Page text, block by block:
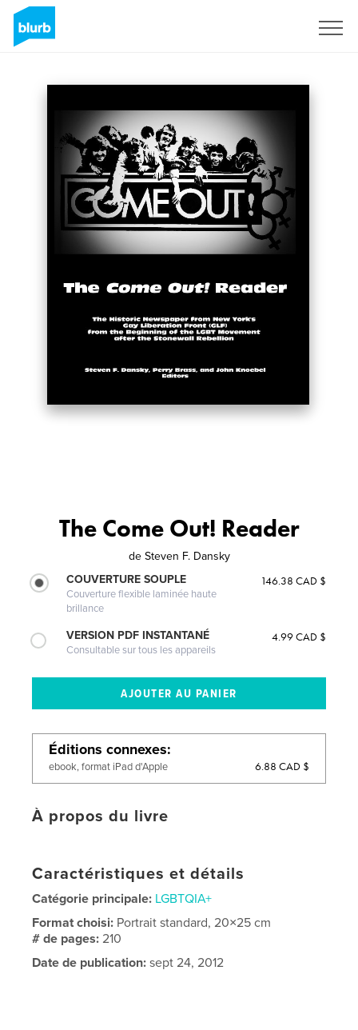
The Come Out! Reader
de Steven F. Dansky
COUVERTURE SOUPLE
Couverture flexible laminée haute
brillance
146.38 CAD $
VERSION PDF INSTANTANÉ
Consultable sur tous les appareils
4.99 CAD $
Éditions connexes
ebook, format iPad d'Apple 6.88 CAD $
À propos du livre
Caractéristiques et détails
Catégorie principale: LGBTQIA+
Format choisi: Portrait standard, 20×25 cm
# de pages:210
Date de publication: sept 24, 2012